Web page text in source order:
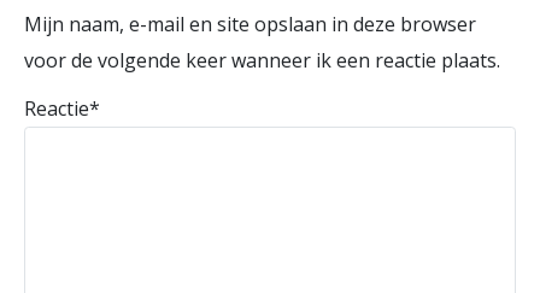
Mijn naam, e-mail en site opslaan in deze browser
voor de volgende keer wanneer ik een reactie plaats.
Reactie*